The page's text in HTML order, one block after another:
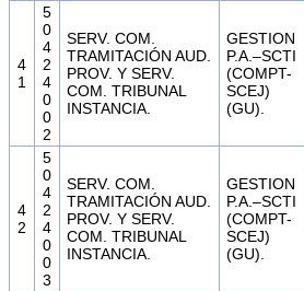
4
1
5
0
4
2
4
0
0
2
SERV. COM.
TRAMITACIÓN AUD.
PROV. Y SERV.
COM. TRIBUNAL
INSTANCIA.
GESTION
P.A.–SCTI
(COMPT-
SCEJ)
(GU).
4
2
5
0
4
2
4
0
0
3
SERV. COM.
TRAMITACIÓN AUD.
PROV. Y SERV.
COM. TRIBUNAL
INSTANCIA.
GESTION
P.A.–SCTI
(COMPT-
SCEJ)
(GU).